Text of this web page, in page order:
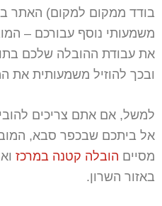
בודד ממקום למקום) האתר
משמעותי נוסף עבורכם –
את עבודת ההובלה שלכם
ובכך להוזיל משמעותית את
למשל, אם אתם צריכים
אל ביתכם שבכפר סבא,
מסיים הובלה קטנה במרכז
באזור השרון.